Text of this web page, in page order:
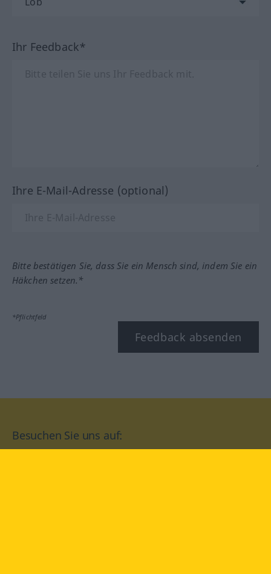
Ihr Feedback*
Ihre E-Mail-Adresse (optional)
Bitte bestätigen Sie, dass Sie ein Mensch sind, indem Sie ein
Häkchen setzen.*
*Pflichtfeld
Feedback absenden
Besuchen Sie uns auf: